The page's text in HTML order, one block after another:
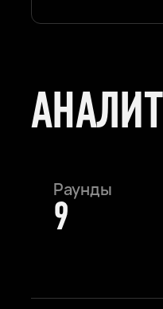
Раунды
9